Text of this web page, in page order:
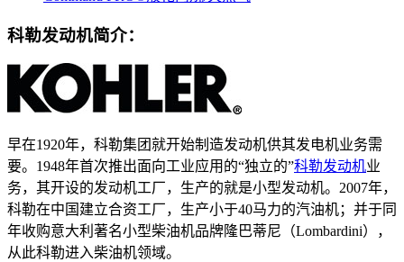
科勒发动机简介：
早在1920年，科勒集团就开始制造发动机供其发电机业务需
要。1948年首次推出面向工业应用的“独立的”科勒发动机业
务，其开设的发动机工厂，生产的就是小型发动机。2007年，
科勒在中国建立合资工厂，生产小于40马力的汽油机；并于同
年收购意大利著名小型柴油机品牌隆巴蒂尼（Lombardini），
从此科勒进入柴油机领域。